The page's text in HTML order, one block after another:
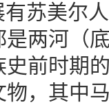
苏美尔
两河（
前时期
，其中